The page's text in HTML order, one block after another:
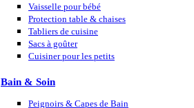
Vaisselle pour bébé
Protection table & chaises
Tabliers de cuisine
Sacs à goûter
Cuisiner pour les petits
Bain & Soin
Peignoirs & Capes de Bain